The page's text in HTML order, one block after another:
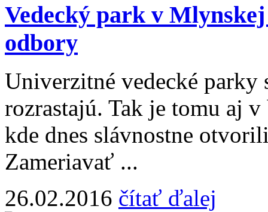
Vedecký park v
odbory
Univerzitné vedecké parky
rozrastajú. Tak je tomu aj
kde dnes slávnostne
Zameriavať ...
26.02.2016 čítať ďalej